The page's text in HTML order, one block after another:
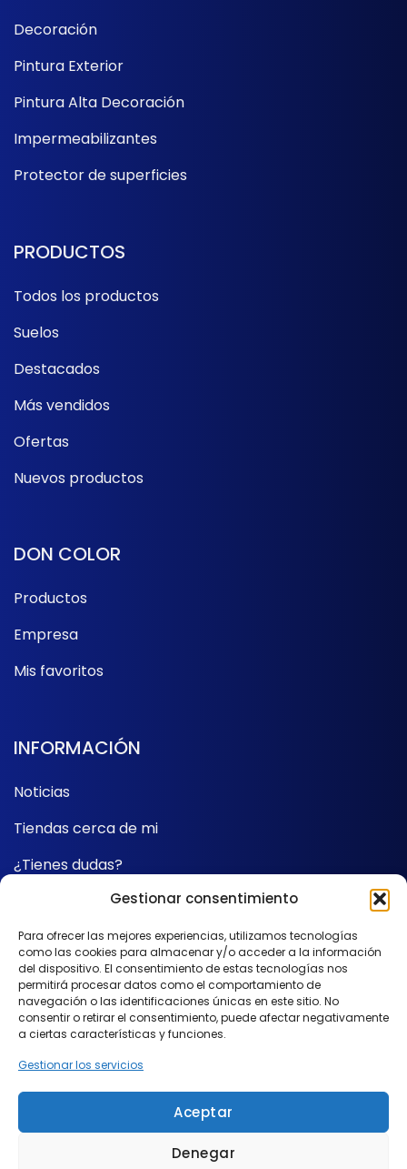
Gestionar consentimiento
Para ofrecer las mejores experiencias, utilizamos tecnologías
como las cookies para almacenar y/o acceder a la información
del dispositivo. El consentimiento de estas tecnologías nos
permitirá procesar datos como el comportamiento de
navegación o las identificaciones únicas en este sitio. No
consentir o retirar el consentimiento, puede afectar negativamente
a ciertas características y funciones.
Gestionar los servicios
Aceptar
Denegar
Decoración
Pintura Exterior
Pintura Alta Decoración
Impermeabilizantes
Protector de superficies
PRODUCTOS
Todos los productos
Suelos
Destacados
Más vendidos
Ofertas
Nuevos productos
DON COLOR
Productos
Empresa
Mis favoritos
INFORMACIÓN
Noticias
Tiendas cerca de mi
¿Tienes dudas?
SÍGUENOS
Made with byUNANIME